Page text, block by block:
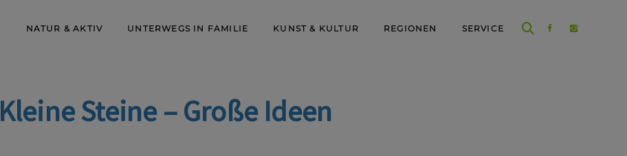
NATUR & AKTIV UNTERWEGS IN FAMILIE KUNST & KULTUR REGIONEN SERVICE
Kleine Steine – Große Ideen